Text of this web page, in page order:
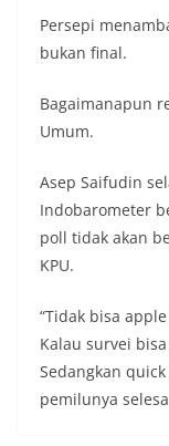
Persepi
bukan final.
Bagaimanapun
Umum.
Asep Saifudin
Indobarometer
poll tidak akan
KPU.
“Tidak bisa
Kalau survei
Sedangkan
pemilunya